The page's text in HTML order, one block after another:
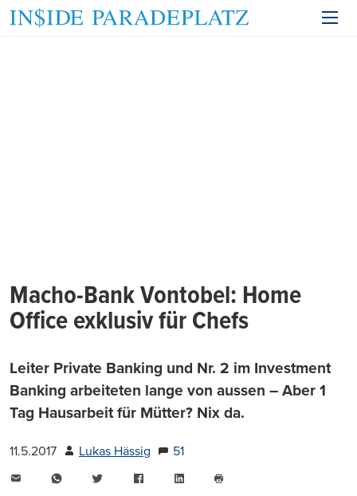
Macho-Bank Vontobel: Home
Office exklusiv für Chefs
Leiter Private Banking und Nr. 2 im Investment
Banking arbeiteten lange von aussen – Aber 1
Tag Hausarbeit für Mütter? Nix da.
11.5.2017 Lukas Hässig
51
WhatsAppTwitter FacebookLinkedIn